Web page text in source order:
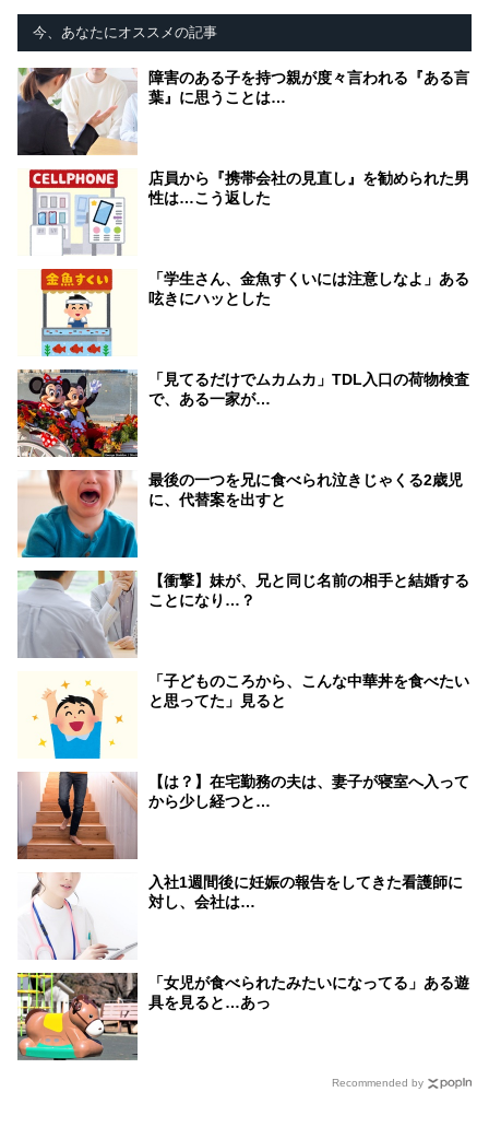
今、あなたにオススメの記事
障害のある子を持つ親が度々言われる『ある言
葉』に思うことは…
店員から『携帯会社の見直し』を勧められた男
性は…こう返した
「学生さん、金魚すくいには注意しなよ」ある
呟きにハッとした
「見てるだけでムカムカ」TDL入口の荷物検査
で、ある一家が…
最後の一つを兄に食べられ泣きじゃくる2歳児
に、代替案を出すと
【衝撃】妹が、兄と同じ名前の相手と結婚する
ことになり…？
「子どものころから、こんな中華丼を食べたい
と思ってた」見ると
【は？】在宅勤務の夫は、妻子が寝室へ入って
から少し経つと…
入社1週間後に妊娠の報告をしてきた看護師に
対し、会社は…
「女児が食べられたみたいになってる」ある遊
具を見ると…あっ
Recommended by